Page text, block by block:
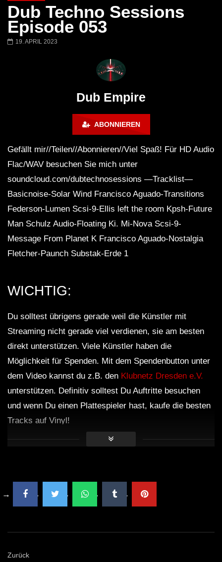
Dub Techno Music Set In The Mix
Dub Techno Sessions
Episode 053
19. APRIL 2023
Dub Empire
ABONNIEREN
Gefällt mir//Teilen//Abonnieren//Viel Spaß! Für HD Audio
Flac/WAV besuchen Sie mich unter
soundcloud.com/dubtechnosessions —Tracklist—
Basicnoise-Solar Wind Francisco Aguado-Transitions
Federson-Lumen Scsi-9-Ellis left the room Kpsh-Future
Man Schulz Audio-Floating Ki. Mi-Nova Scsi-9-
Message From Planet K Francisco Aguado-Nostalgia
Fletcher-Paunch Substak-Erde 1
WICHTIG:
Du solltest übrigens gerade weil die Künstler mit
Streaming nicht gerade viel verdienen, sie am besten
direkt unterstützen. Viele Künstler haben die
Möglichkeit für Spenden. Mit dem Spendenbutton unter
dem Video kannst du z.B. den Klubnetz Dresden e.V.
unterstützen. Definitiv solltest Du Auftritte besuchen
und wenn Du einen Plattespieler hast, kaufe die besten
Tracks auf Vinyl!
Zurück